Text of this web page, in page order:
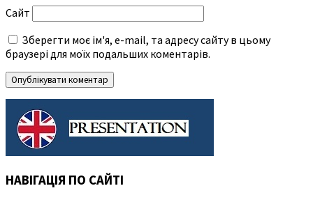
Сайт
Зберегти моє ім'я, e-mail, та адресу сайту в цьому
браузері для моїх подальших коментарів.
НАВІГАЦІЯ ПО САЙТІ